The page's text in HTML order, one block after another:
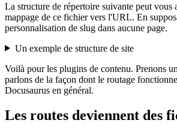
La structure de répertoire suivante peut vous
mappage de ce fichier vers l'URL. En
personnalisation de slug dans aucune page.
Un exemple de structure de site
Voilà pour les plugins de contenu. Prenons
parlons de la façon dont le routage
Docusaurus en général.
Les routes deviennent des